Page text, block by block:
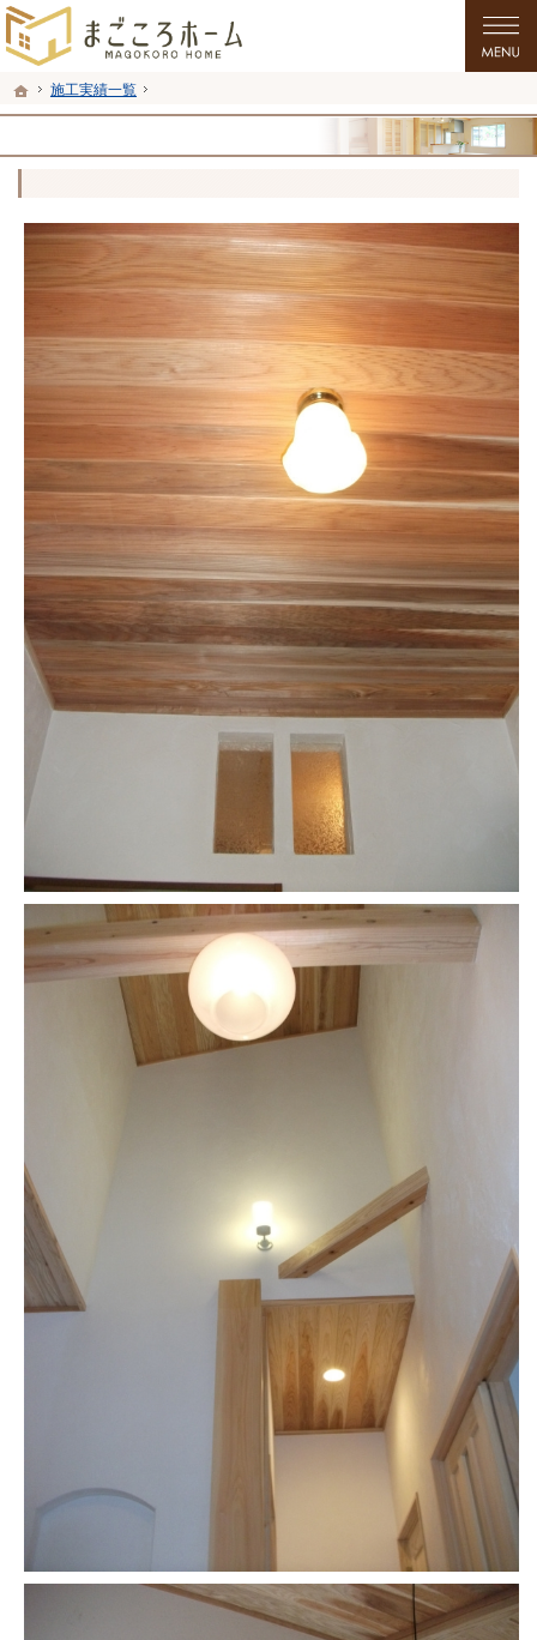
ホーム
施工実績一覧
プロの目線からご提案。愛知県田原市の注文住宅・新築戸建てを手がける工務店な
愛知県田原市の新築・注文住宅・新築戸建てを手がける工務店ならまごころホーム